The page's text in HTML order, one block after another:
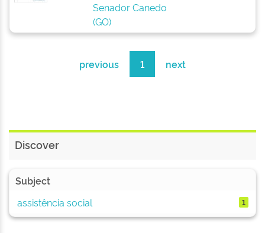
Senador Canedo
(GO)
previous 1 next
Discover
Subject
assistência social
1